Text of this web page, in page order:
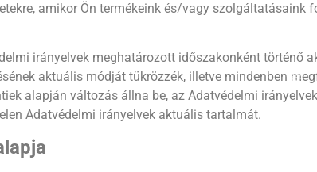
❄
amikor Ön termékeink és/vagy
irányelvek meghatározott időszakonként
aktuális módját tükrözzék, illetve mindenben
alapján változás állna be, az Adatvédelmi
Adatvédelmi irányelvek aktuális tartalmát.